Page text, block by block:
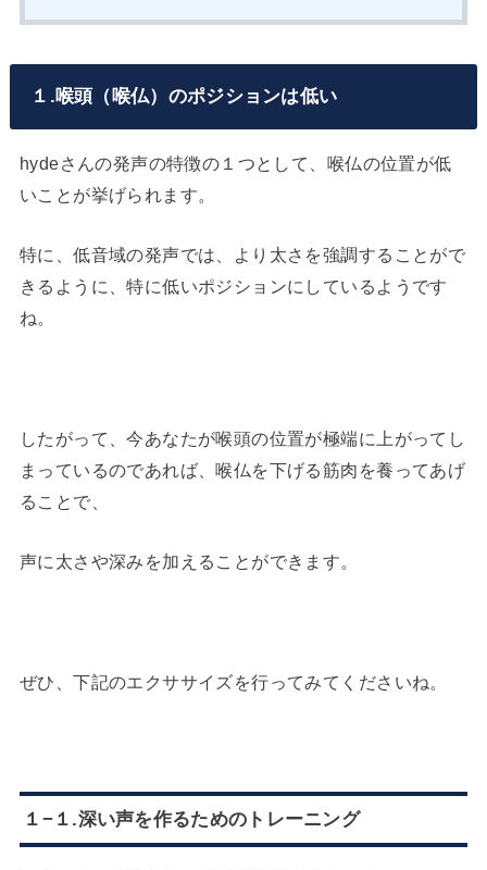
１.喉頭（喉仏）のポジションは低い
hydeさんの発声の特徴の１つとして、喉仏の位置が低
いことが挙げられます。
特に、低音域の発声では、より太さを強調することがで
きるように、特に低いポジションにしているようです
ね。
したがって、今あなたが喉頭の位置が極端に上がってし
まっているのであれば、喉仏を下げる筋肉を養ってあげ
ることで、
声に太さや深みを加えることができます。
ぜひ、下記のエクササイズを行ってみてくださいね。
１−１.深い声を作るためのトレーニング